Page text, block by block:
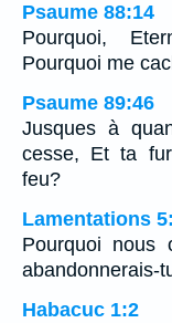
Psaume 88:14
Pourquoi,
Pourquoi me
Psaume 89:46
Jusques à
cesse, Et ta
feu?
Lamentations
Pourquoi nous
abandonnerais-
Habacuc 1:2